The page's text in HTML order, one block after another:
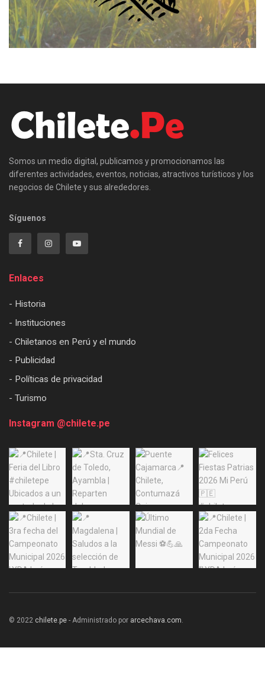
Somos un medio digital, publicamos y promocionamos las
diferentes actividades, eventos, noticias, atractivos turísticos y los
negocios de Chilete y sus alrededores.
Síguenos
Enlaces
- Historia
- Instituciones
- Chiletanos en Perú y el mundo
- Publicidad
- Políticas de privacidad
- Turismo
Instagram @chilete.pe
© 2022 chilete.pe - Administrado por arcechava.com.